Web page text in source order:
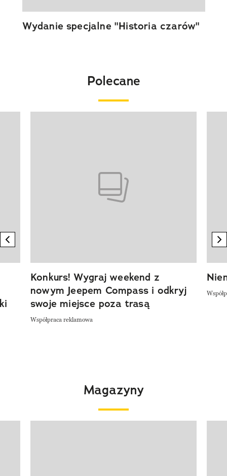
Wydanie specjalne "Historia czarów"
Polecane
previous element
Konkurs! Wygraj weekend z
nowym Jeepem Compass i odkryj
swoje miejsce poza trasą
Współpraca reklamowa
Magazyny